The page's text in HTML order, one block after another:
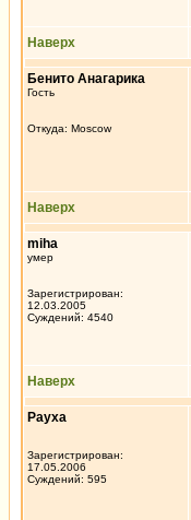
Наверх
Бенито Анагарика
Гость
Откуда: Moscow
Наверх
miha
умер
Зарегистрирован:
12.03.2005
Суждений: 4540
Наверх
Рауха
Зарегистрирован:
17.05.2006
Суждений: 595